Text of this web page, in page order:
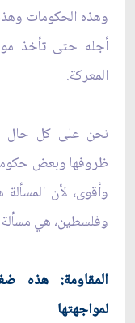
وهذه الحكومات
أجله حتى تأخذ
المعركة.
نحن على كل حال
ظروفها وبعض
وأقوى، لأن
وفلسطين، هي مسألة
المقاومة: هذه
لمواجهتها